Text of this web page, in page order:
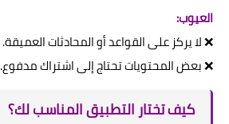
العيوب:
❌ لا يركز على القواعد أو المحادثات العميقة.
❌ بعض المحتويات تحتاج إلى اشتراك مدفوع.
كيف تختار التطبيق المناسب لك؟